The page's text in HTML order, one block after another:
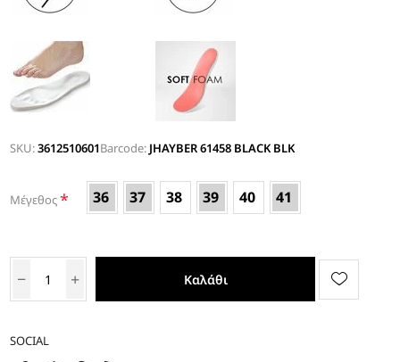
SKU:3612510601Barcode: JHAYBER 61458 BLACK BLK
Μέγεθος* 36 37 38 39 40 41
Καλάθι
SOCIAL